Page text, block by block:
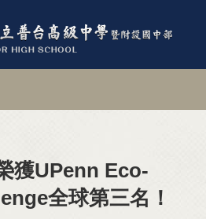
獲UPenn Eco-
全球第三名！